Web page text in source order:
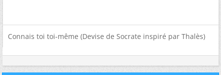
Connais toi toi-même (Devise de Socrate inspiré par Thalès)